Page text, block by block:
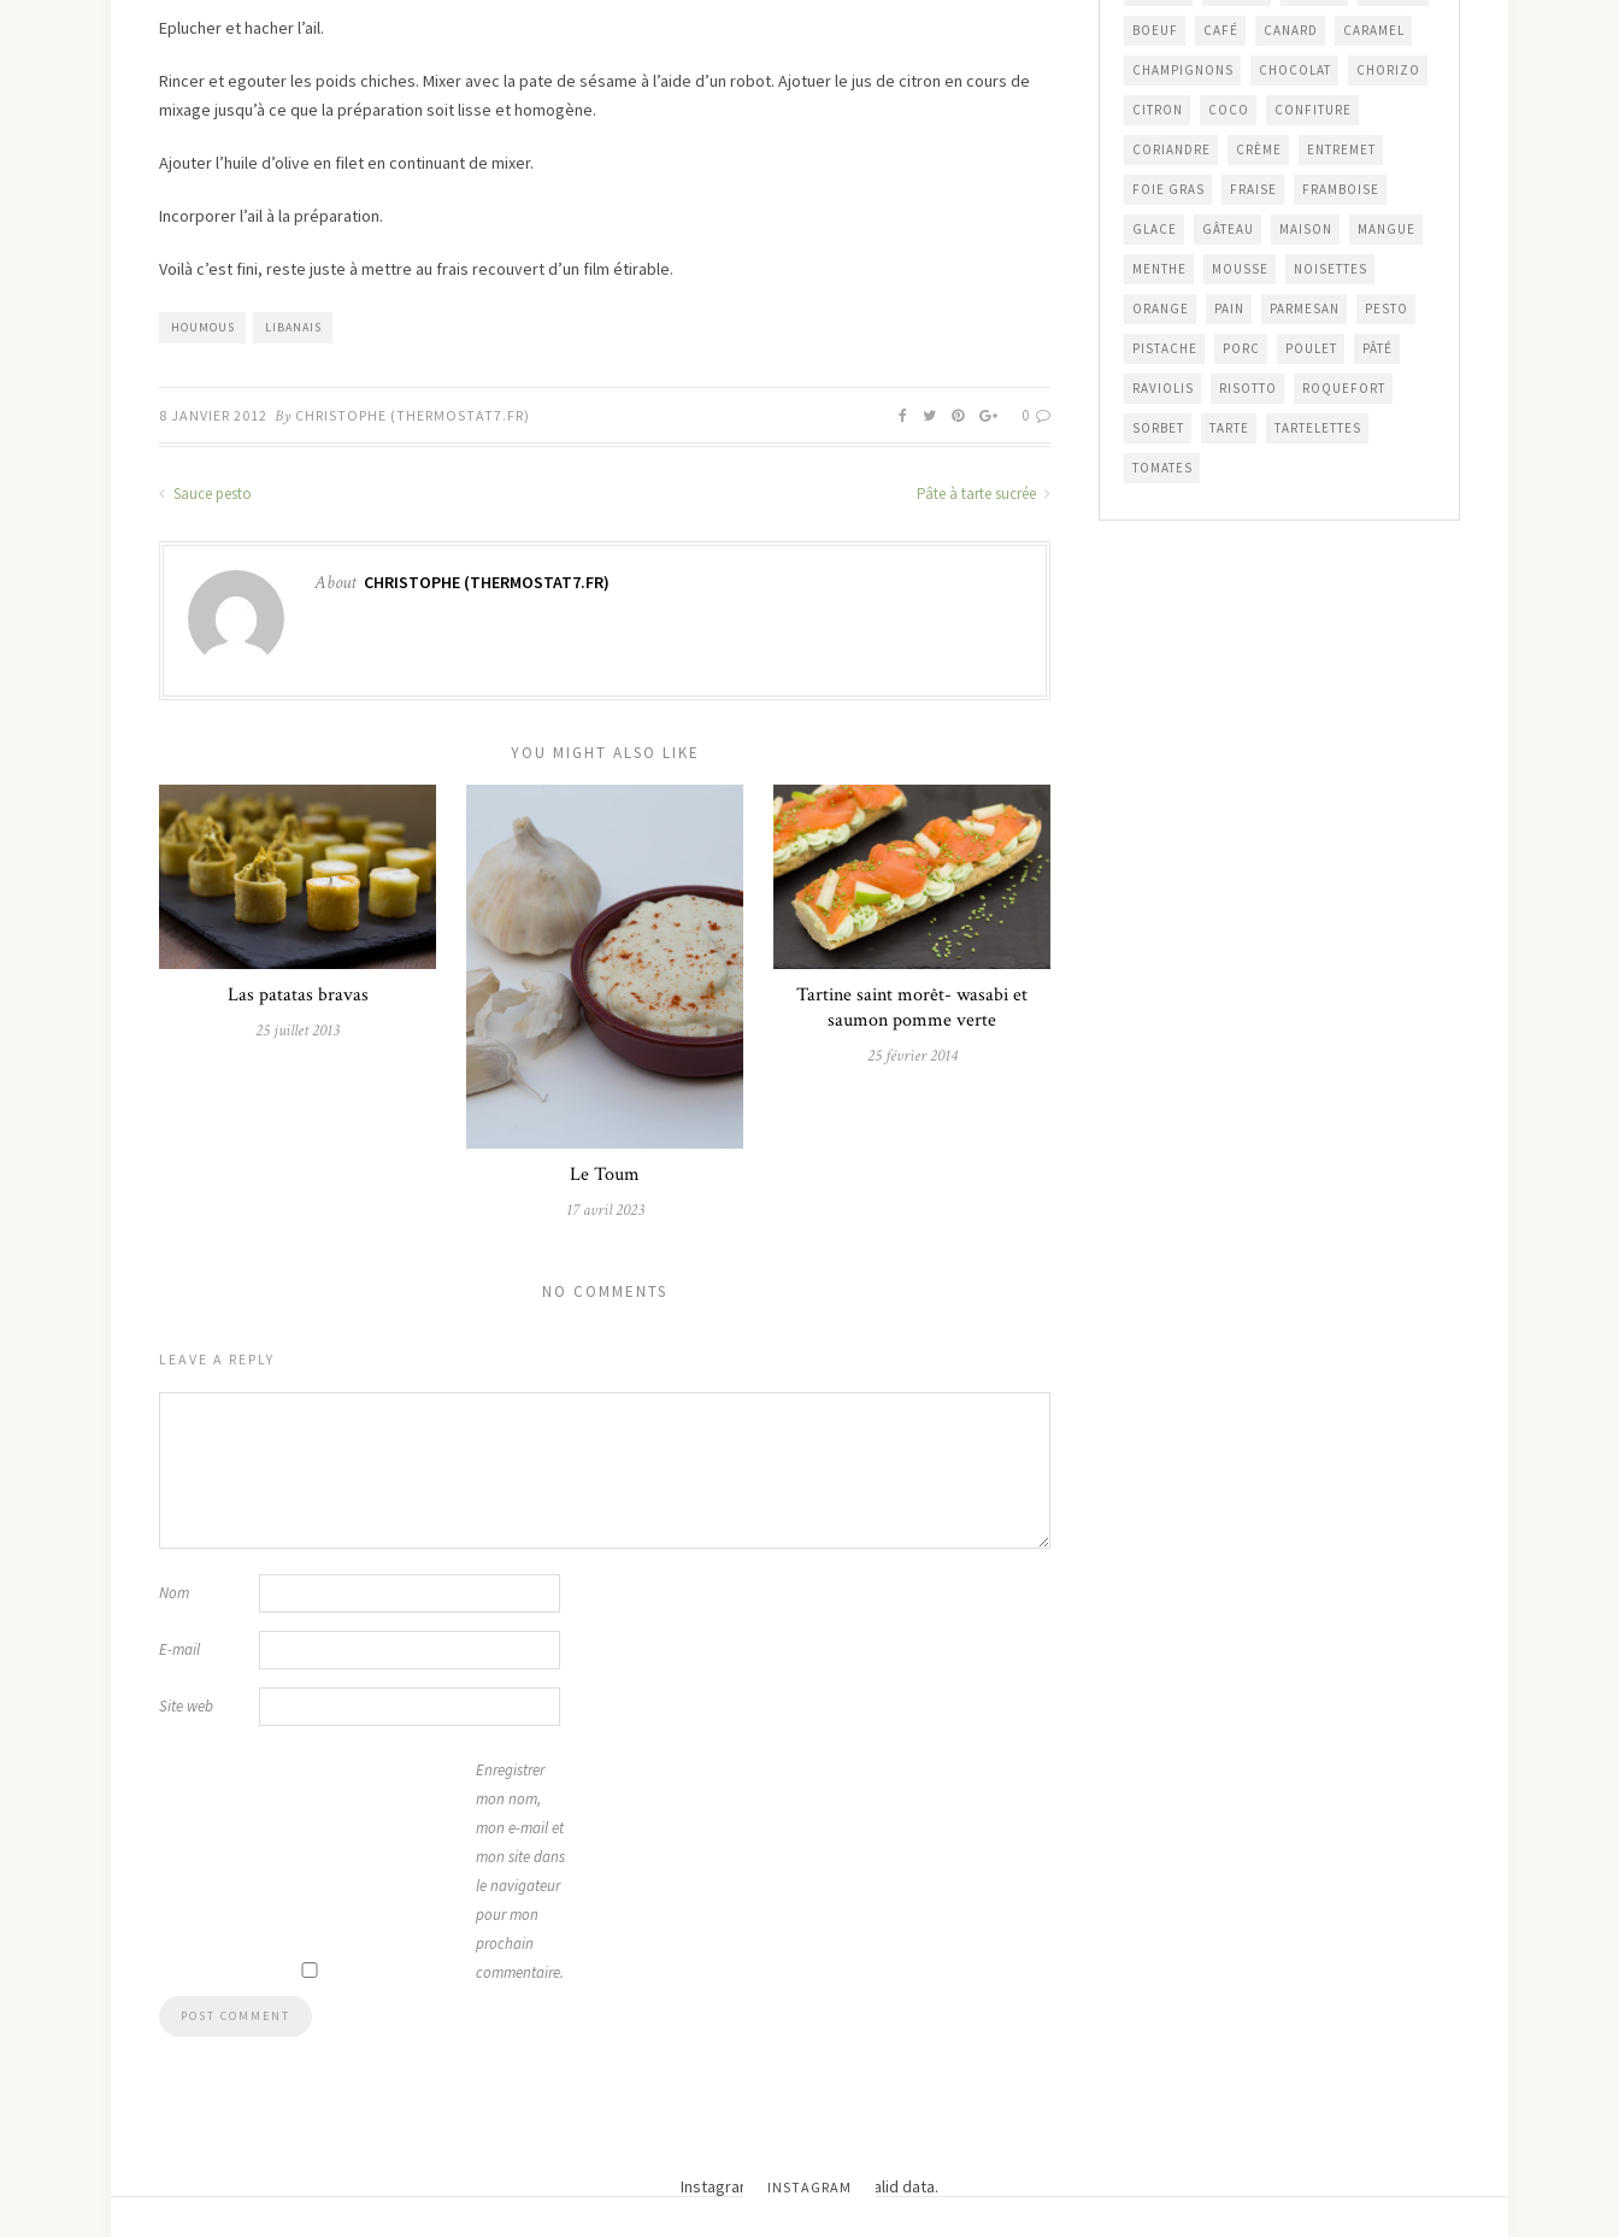
Eplucher et hacher l’ail.
Rincer et egouter les poids chiches. Mixer avec la pate de sésame à l’aide d’un robot. Ajotuer le jus de citron en cours de
mixage jusqu’à ce que la préparation soit lisse et homogène.
Ajouter l’huile d’olive en filet en continuant de mixer.
Incorporer l’ail à la préparation.
Voilà c’est fini, reste juste à mettre au frais recouvert d’un film étirable.
HOUMOUS LIBANAIS
8 JANVIER 2012 By CHRISTOPHE (THERMOSTAT7.FR) 0
Sauce pesto Pâte à tarte sucrée
About CHRISTOPHE (THERMOSTAT7.FR)
YOU MIGHT ALSO LIKE
Las patatas bravas
25 juillet 2013
Le Toum
17 avril 2023
Tartine saint morêt- wasabi et
saumon pomme verte
25 février 2014
NO COMMENTS
LEAVE A REPLY
Nom
E-mail
Site web
Enregistrer
mon nom,
mon e-mail et
mon site dans
le navigateur
pour mon
prochain
commentaire.
BOEUF CAFÉ CANARD CARAMEL
CHAMPIGNONS CHOCOLAT CHORIZO
CITRON COCO CONFITURE
CORIANDRE CRÈME ENTREMET
FOIE GRAS FRAISE FRAMBOISE
GLACE GÂTEAU MAISON MANGUE
MENTHE MOUSSE NOISETTES
ORANGE PAIN PARMESAN PESTO
PISTACHE PORC POULET PÂTÉ
RAVIOLIS RISOTTO ROQUEFORT
SORBET TARTE TARTELETTES
TOMATES
INSTAGRAM
Instagram has returned invalid data.